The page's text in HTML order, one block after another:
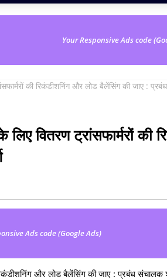
Your Responsive Ads code
की रिकंडीशनिंग और लोड बैलेंसिंग की जाए :
वितरण ट्रांसफार्मरों की
Ads code (Google Ads)
और लोड बैलेंसिंग की जाए : प्रबंध संचालक